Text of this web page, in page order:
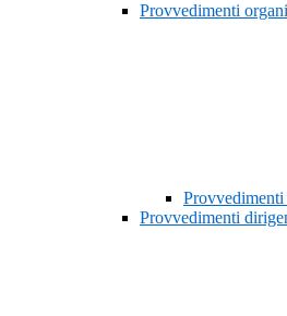
Provvedimenti
Provvedimenti